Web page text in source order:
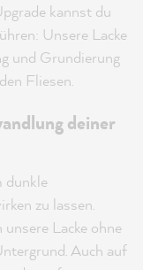
kannst du
Unsere Lacke
und Grundierung
Fliesen.
deiner
dunkle
zu lassen.
Lacke ohne
Auch auf